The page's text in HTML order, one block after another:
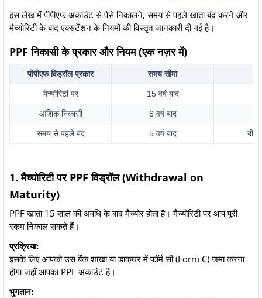
इस लेख में पीपीएफ अकाउंट से पैसे निकालने, समय से पहले खाता बंद करने और
मैच्योरिटी के बाद एक्सटेंशन के नियमों की विस्तृत जानकारी दी गई है।
PPF निकासी के प्रकार और नियम (एक नज़र में)
पीपीएफ विड्रॉल प्रकार समय सीमा
मैच्योरिटी पर 15 वर्ष बाद
आंशिक निकासी 6 वर्ष बाद
समय से पहले बंद 5 वर्ष बाद
1. मैच्योरिटी पर PPF विड्रॉल (Withdrawal on
Maturity)
PPF खाता 15 साल की अवधि के बाद मैच्योर होता है। मैच्योरिटी पर आप पूरी
रकम निकाल सकते हैं।
प्रक्रिया:
इसके लिए आपको उस बैंक शाखा या डाकघर में फॉर्म सी (Form C) जमा करना
होगा जहाँ आपका PPF अकाउंट है।
भुगतान: